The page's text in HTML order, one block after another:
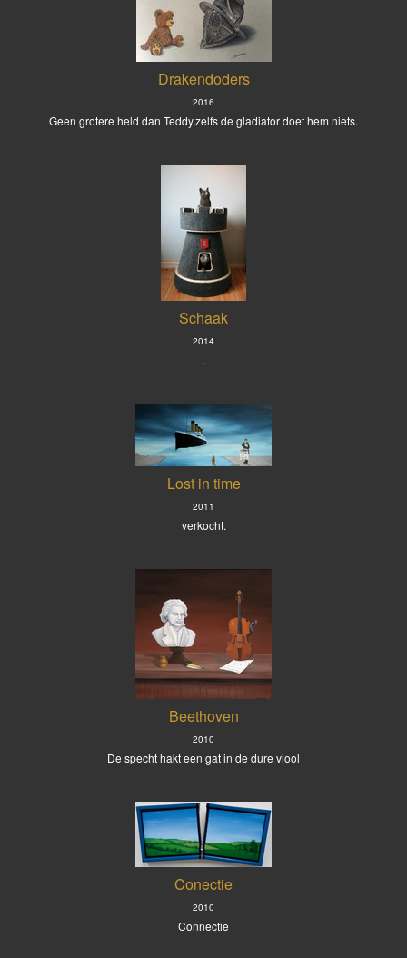
Drakendoders
2016
Geen grotere held dan Teddy,zelfs de gladiator doet hem niets.
Schaak
2014
.
Lost in time
2011
verkocht.
Beethoven
2010
De specht hakt een gat in de dure viool
Conectie
2010
Connectie